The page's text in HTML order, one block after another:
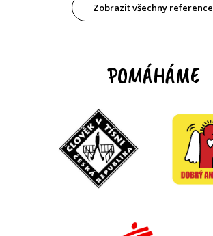
Zobrazit všechny reference
POMÁHÁME